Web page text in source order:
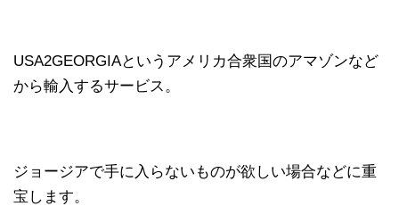
USA2GEORGIAというアメリカ合衆国のアマゾンなど
から輸入するサービス。
ジョージアで手に入らないものが欲しい場合などに重
宝します。